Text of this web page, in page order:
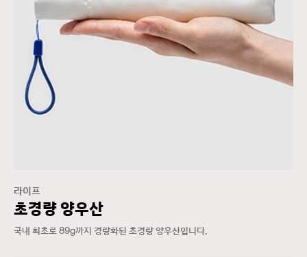
라이프
초경량 양우산
국내 최초로 89g까지 경량화된 초경량 양우산입니다.